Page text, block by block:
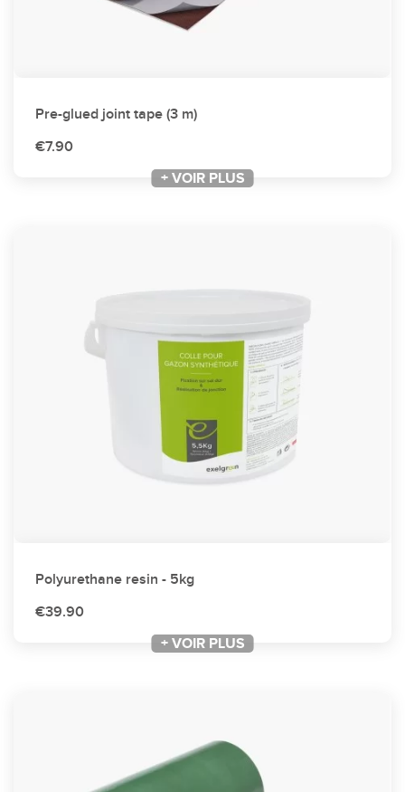
Pre-glued joint tape (3 m)
€7.90
+ VOIR PLUS
+ VOIR PLUS
Polyurethane resin - 5kg
€39.90
+ VOIR PLUS
+ VOIR PLUS